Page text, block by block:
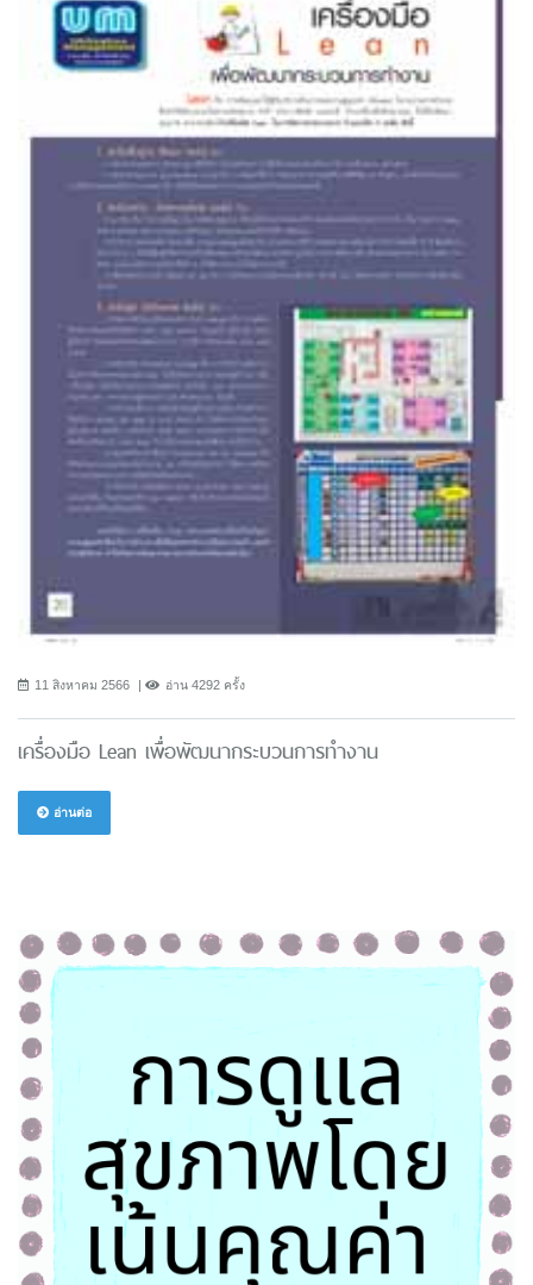
11 สิงหาคม 2566 อ่าน 4292 ครั้ง
เครื่องมือ Lean เพื่อพัฒนากระบวนการทำงาน
อ่านต่อ